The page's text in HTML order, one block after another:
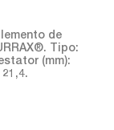
de
Tipo:
(mm):